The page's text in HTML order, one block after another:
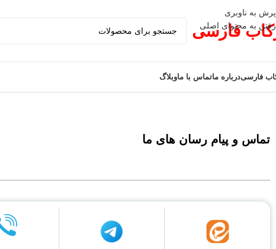
پرش به ناوبری
رفتن به محتوای اصلی
فارسی
فارسیدرباره ماتماس با ماوبلاگ
تماس و پیام رسان های ما